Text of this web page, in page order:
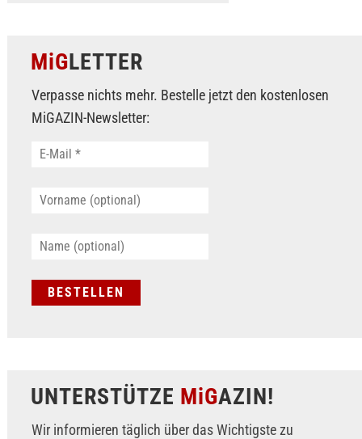
MiGLETTER
Verpasse nichts mehr. Bestelle jetzt den kostenlosen
MiGAZIN-Newsletter:
UNTERSTÜTZE MiGAZIN!
Wir informieren täglich über das Wichtigste zu